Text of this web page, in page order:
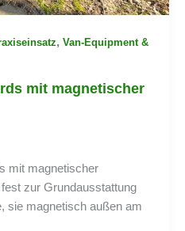
, Van-Equipment &
mit magnetischer
mit magnetischer
zur Grundausstattung
sie magnetisch außen am